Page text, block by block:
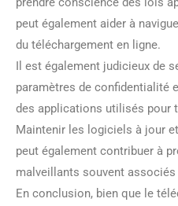
peut également aider à
du téléchargement en ligne.
Il est également judicieux de
paramètres de confidentialité
des applications utilisés pour
Maintenir les logiciels à jour
peut également contribuer à
malveillants souvent
En conclusion, bien que le